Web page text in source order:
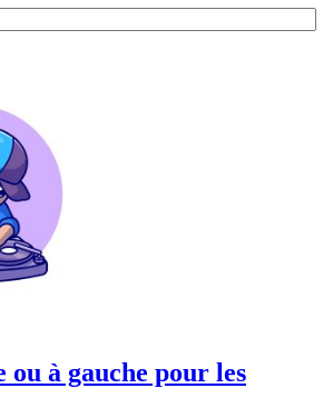
ou à gauche pour les